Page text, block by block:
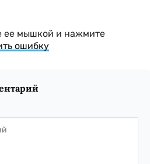
ее мышкой и нажмите
ошибку